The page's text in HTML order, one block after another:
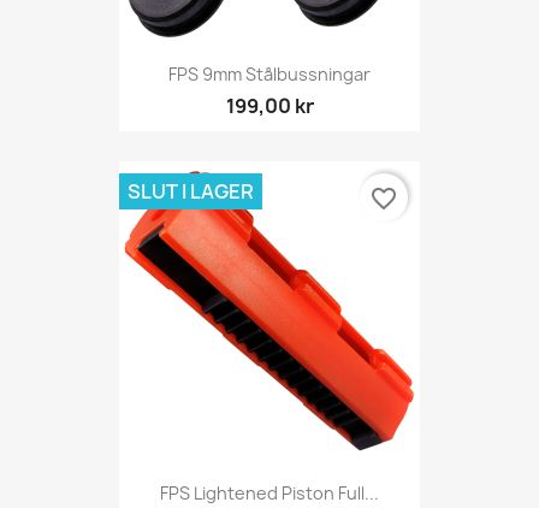
FPS 9mm Stålbussningar
199,00 kr
FPS Lightened Piston Full...
SLUT I LAGER favorite_border